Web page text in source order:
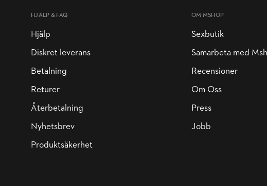
HJÄLP & FAQ
Hjälp
Diskret leverans
Betalning
Returer
Återbetalning
Nyhetsbrev
Produktsäkerhet
OM MSHOP
Sexbutik
Samarbeta med
Recensioner
Om Oss
Press
Jobb